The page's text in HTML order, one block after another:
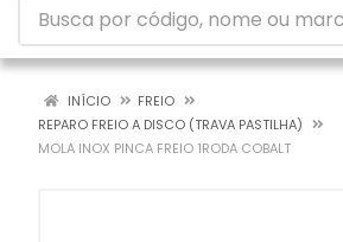
INÍCIO
FREIO
REPARO FREIO A DISCO (TRAVA PASTILHA)
MOLA INOX PINCA FREIO 1RODA COBALT